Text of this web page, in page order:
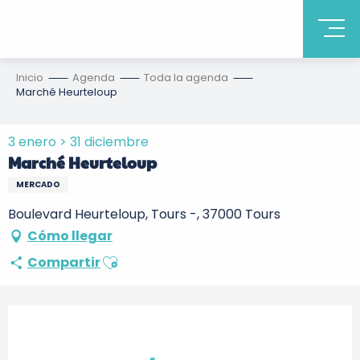
Inicio Agenda
Toda la agenda
Marché Heurteloup
3 enero > 31 diciembre
Marché Heurteloup
MERCADO
Boulevard Heurteloup, Tours -, 37000 Tours
Cómo llegar
CompartirAjouter aux favoris